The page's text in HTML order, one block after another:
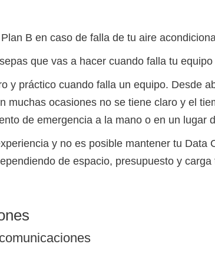
B en caso de falla de tu aire
que vas a hacer cuando falla tu
y práctico cuando falla un equipo. Desde
muchas ocasiones no se tiene claro y el
de emergencia a la mano o en un lugar
y no es posible mantener tu
de espacio, presupuesto y